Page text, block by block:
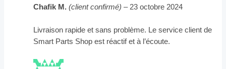
Chafik M.(client confirmé) – 23 octobre 2024
Livraison rapide et sans problème. Le service client de
Smart Parts Shop est réactif et à l’écoute.